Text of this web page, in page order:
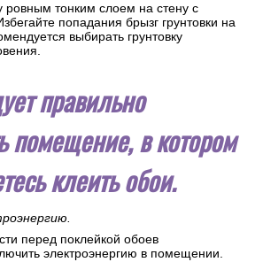
ровным тонким слоем на стену с
попадания брызг грунтовки на
выбирать грунтовку
правильно
помещение, в котором
клеить обои.
перед поклейкой обоев
электроэнергию в помещении.